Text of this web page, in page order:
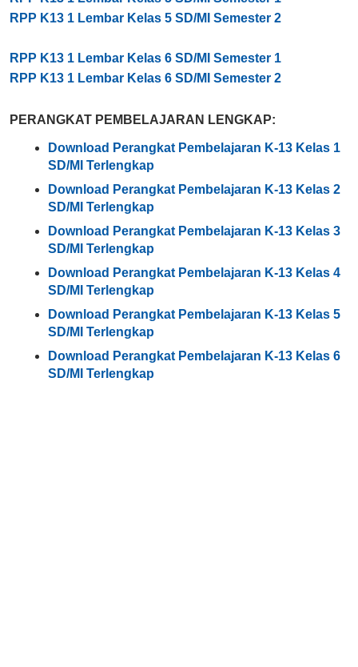
RPP K13 1 Lembar Kelas 5 SD/MI Semester 2
RPP K13 1 Lembar Kelas 6 SD/MI Semester 1
RPP K13 1 Lembar Kelas 6 SD/MI Semester 2
PERANGKAT PEMBELAJARAN LENGKAP:
Download Perangkat Pembelajaran K-13 Kelas 1
SD/MI Terlengkap
Download Perangkat Pembelajaran K-13 Kelas 2
SD/MI Terlengkap
Download Perangkat Pembelajaran K-13 Kelas 3
SD/MI Terlengkap
Download Perangkat Pembelajaran K-13 Kelas 4
SD/MI Terlengkap
Download Perangkat Pembelajaran K-13 Kelas 5
SD/MI Terlengkap
Download Perangkat Pembelajaran K-13 Kelas 6
SD/MI Terlengkap